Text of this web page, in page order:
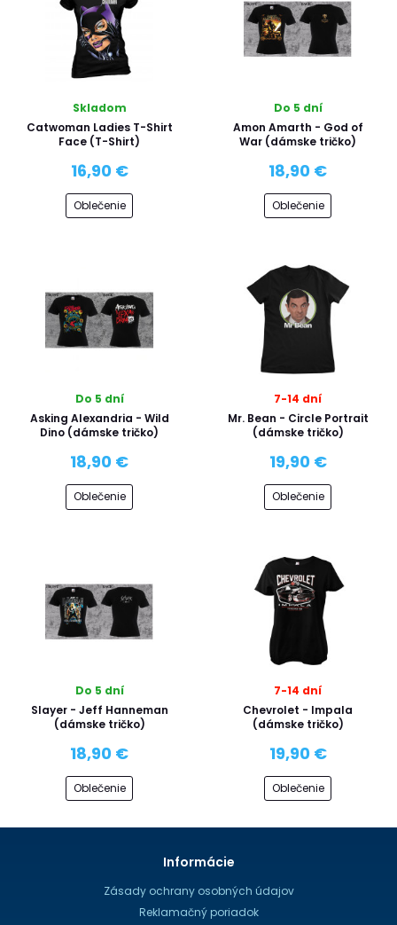
Skladom
Catwoman Ladies T-Shirt
Face (T-Shirt)
16,90 €
Oblečenie
Do 5 dní
Amon Amarth - God of
War (dámske tričko)
18,90 €
Oblečenie
Do 5 dní
Asking Alexandria - Wild
Dino (dámske tričko)
18,90 €
Oblečenie
7-14 dní
Mr. Bean - Circle Portrait
(dámske tričko)
19,90 €
Oblečenie
Do 5 dní
Slayer - Jeff Hanneman
(dámske tričko)
18,90 €
Oblečenie
7-14 dní
Chevrolet - Impala
(dámske tričko)
19,90 €
Oblečenie
Informácie
Zásady ochrany osobných údajov
Reklamačný poriadok